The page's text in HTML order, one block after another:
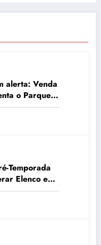
alerta: Venda
o Parque
Temporada
Elenco e